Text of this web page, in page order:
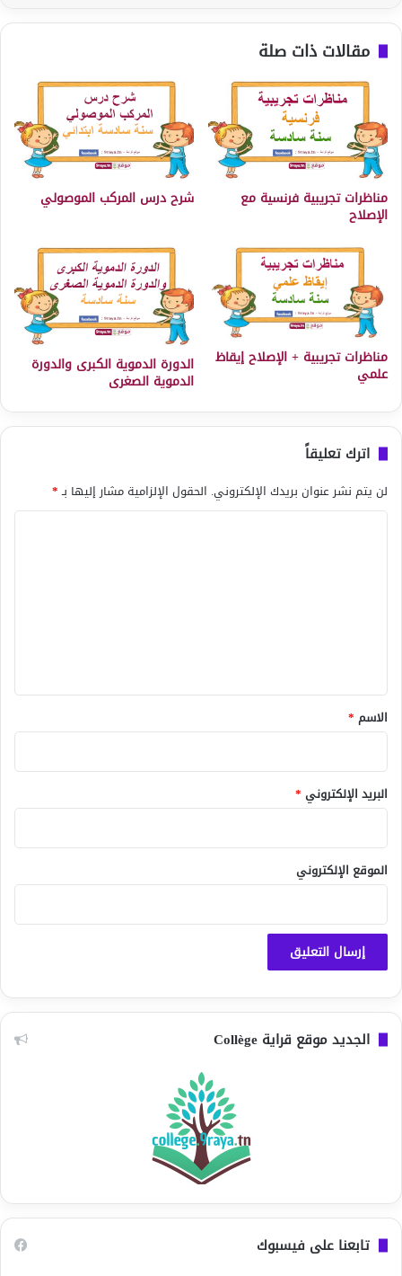
مقالات ذات صلة
مناظرات تجريبية فرنسية مع
الإصلاح
شرح درس المركب الموصولي
مناظرات تجريبية + الإصلاح إيقاظ
علمي الدورة الدموية الكبرى والدورة
الدموية الصغرى
اترك تعليقاً
لن يتم نشر عنوان بريدك الإلكتروني. الحقول الإلزامية مشار إليها بـ*
*
الاسم *
البريد الإلكتروني *
الموقع الإلكتروني
الجديد موقع قراية Collège
تابعنا على فيسبوك